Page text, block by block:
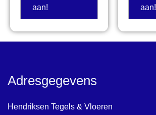
aan!
aan!
Adresgegevens
Hendriksen Tegels & Vloeren